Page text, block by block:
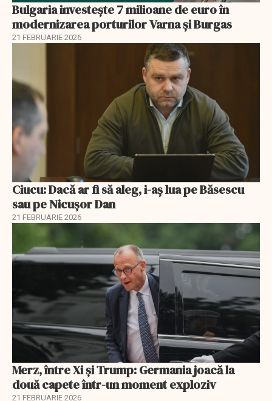
Bulgaria investește 7 milioane de euro în
modernizarea porturilor Varna și Burgas
21 FEBRUARIE 2026
Ciucu: Dacă ar fi să aleg, i-aș lua pe Băsescu
sau pe Nicușor Dan
21 FEBRUARIE 2026
Merz, între Xi și Trump: Germania joacă la
două capete într-un moment exploziv
21 FEBRUARIE 2026